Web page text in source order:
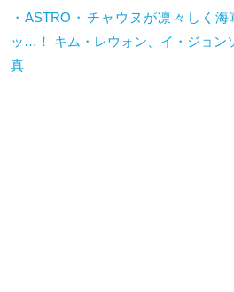
・ASTRO・チャウヌが凛々しく
ッ…！ キム・レウォン、イ・ジョン
真